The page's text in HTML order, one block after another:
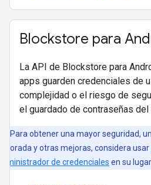
Blockstore para
La API de Blockstore para
apps guarden credenciales de
complejidad o el riesgo de
el guardado de contraseñas del
Para obtener una mayor seguridad,
y otras mejoras, considera usar
de credenciales en su lugar.